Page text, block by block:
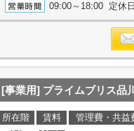
09:00～18:00 定休
[事業用] プライムブリス品
所在階 賃料 管理費・共益